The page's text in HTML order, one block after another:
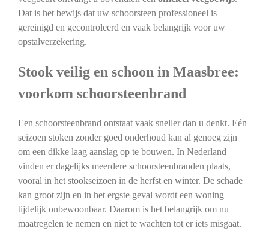
Dat is het bewijs dat uw schoorsteen professioneel is
gereinigd en gecontroleerd en vaak belangrijk voor uw
opstalverzekering.
Stook veilig en schoon in Maasbree:
voorkom schoorsteenbrand
Een schoorsteenbrand ontstaat vaak sneller dan u denkt. Eén
seizoen stoken zonder goed onderhoud kan al genoeg zijn
om een dikke laag aanslag op te bouwen. In Nederland
vinden er dagelijks meerdere schoorsteenbranden plaats,
vooral in het stookseizoen in de herfst en winter. De schade
kan groot zijn en in het ergste geval wordt een woning
tijdelijk onbewoonbaar. Daarom is het belangrijk om nu
maatregelen te nemen en niet te wachten tot er iets misgaat.